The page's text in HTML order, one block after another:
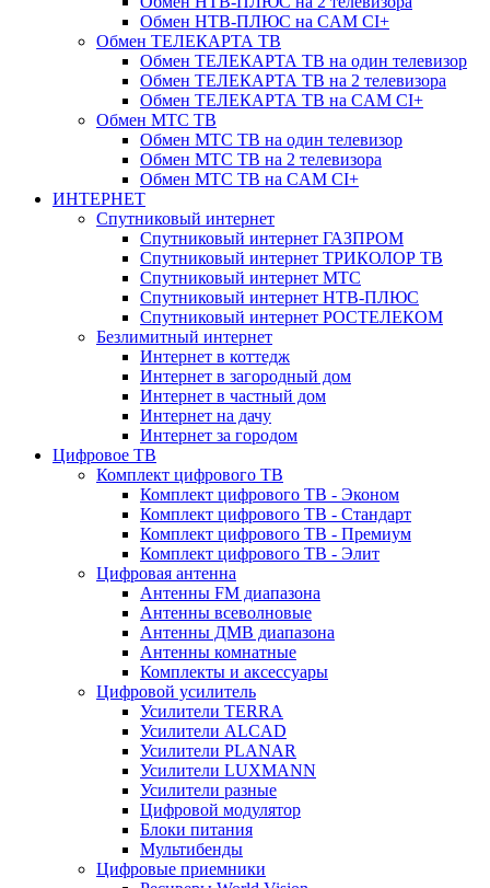
Обмен НТВ-ПЛЮС на CAM CI+
Обмен ТЕЛЕКАРТА ТВ
Обмен ТЕЛЕКАРТА ТВ на один телевизор
Обмен ТЕЛЕКАРТА ТВ на 2 телевизора
Обмен ТЕЛЕКАРТА ТВ на CAM CI+
Обмен МТС ТВ
Обмен МТС ТВ на один телевизор
Обмен МТС ТВ на 2 телевизора
Обмен МТС ТВ на CAM CI+
ИНТЕРНЕТ
Спутниковый интернет
Спутниковый интернет ГАЗПРОМ
Спутниковый интернет ТРИКОЛОР ТВ
Спутниковый интернет МТС
Спутниковый интернет НТВ-ПЛЮС
Спутниковый интернет РОСТЕЛЕКОМ
Безлимитный интернет
Интернет в коттедж
Интернет в загородный дом
Интернет в частный дом
Интернет на дачу
Интернет за городом
Цифровое ТВ
Комплект цифрового ТВ
Комплект цифрового ТВ - Эконом
Комплект цифрового ТВ - Стандарт
Комплект цифрового ТВ - Премиум
Комплект цифрового ТВ - Элит
Цифровая антенна
Антенны FM диапазона
Антенны всеволновые
Антенны ДМВ диапазона
Антенны комнатные
Комплекты и аксессуары
Цифровой усилитель
Усилители TERRA
Усилители ALCAD
Усилители PLANAR
Усилители LUXMANN
Усилители разные
Цифровой модулятор
Блоки питания
Мультибенды
Цифровые приемники